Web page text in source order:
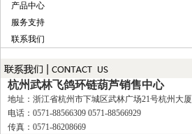
产品中心
服务支持
联系我们
杭州武林飞鸽环链葫芦销售中心
地址：浙江省杭州市下城区武林广场21号杭州大厦
电话：0571-88566309 0571-88566929
传真：0571-86208669